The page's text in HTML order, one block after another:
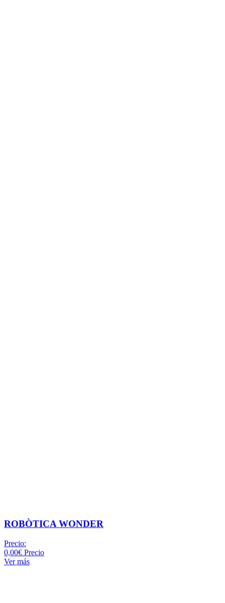
ROBÒTICA WONDER
Precio:
0,00€ Precio
Ver más